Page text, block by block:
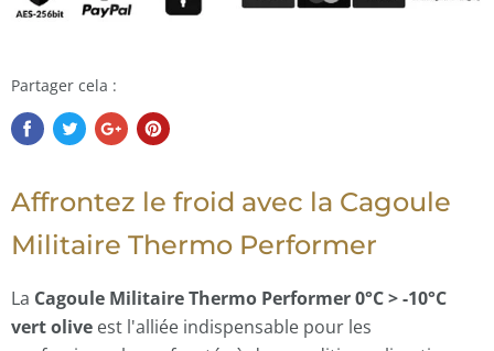
Partager cela :
Affrontez le froid avec la Cagoule
Militaire Thermo Performer
La Cagoule Militaire Thermo Performer 0°C > -10°C
vert olive est l'alliée indispensable pour les